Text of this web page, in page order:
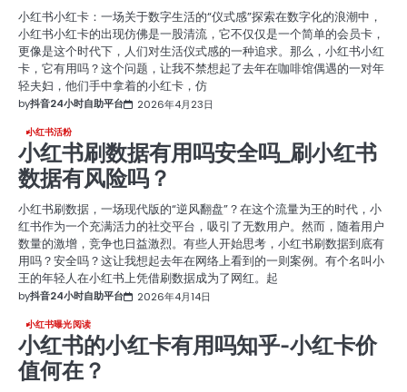
小红书小红卡：一场关于数字生活的“仪式感”探索在数字化的浪潮中，
小红书小红卡的出现仿佛是一股清流，它不仅仅是一个简单的会员卡，
更像是这个时代下，人们对生活仪式感的一种追求。那么，小红书小红
卡，它有用吗？这个问题，让我不禁想起了去年在咖啡馆偶遇的一对年
轻夫妇，他们手中拿着的小红卡，仿
by抖音24小时自助平台 2026年4月23日
小红书活粉
小红书刷数据有用吗安全吗_刷小红书
数据有风险吗？
小红书刷数据，一场现代版的“逆风翻盘”？在这个流量为王的时代，小
红书作为一个充满活力的社交平台，吸引了无数用户。然而，随着用户
数量的激增，竞争也日益激烈。有些人开始思考，小红书刷数据到底有
用吗？安全吗？这让我想起去年在网络上看到的一则案例。有个名叫小
王的年轻人在小红书上凭借刷数据成为了网红。起
by抖音24小时自助平台 2026年4月14日
小红书曝光阅读
小红书的小红卡有用吗知乎-小红卡价
值何在？